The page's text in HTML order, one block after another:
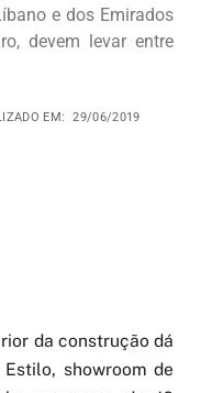
e dos Emirados
devem levar entre
ATUALIZADO
da construção dá
showroom de